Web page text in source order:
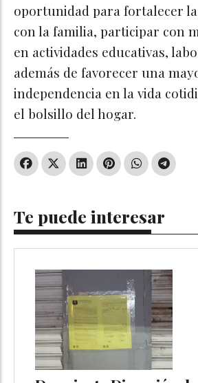
oportunidad para fortalecer
con la familia, participar con
en actividades educativas,
además de favorecer una
independencia en la vida
el bolsillo del hogar.
Te puede interesar